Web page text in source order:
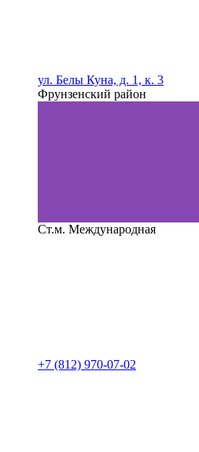
ул. Белы Куна, д. 1, к. 3
Фрунзенский район
Ст.м. Международная
+7 (812) 970-07-02